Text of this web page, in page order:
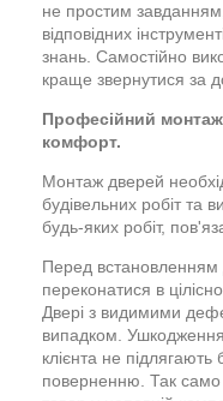
не простим
відповідних
знань. Самостійно
краще звернутися за
Професійний
комфорт.
Монтаж дверей
будівельних робіт та
будь-яких робіт,
Перед встановленням
переконатися в
Двері з видимими
випадком.
клієнта не
поверненню. Так само